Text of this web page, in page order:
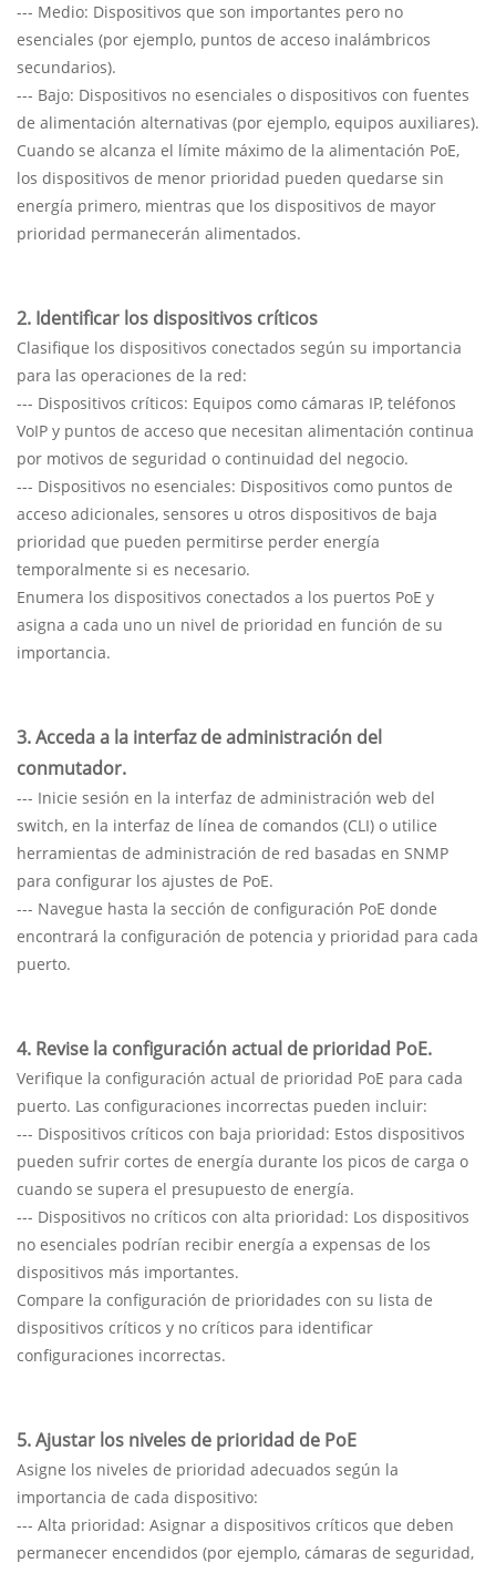
--- Medio: Dispositivos que son importantes pero no
esenciales (por ejemplo, puntos de acceso inalámbricos
secundarios).
--- Bajo: Dispositivos no esenciales o dispositivos con fuentes
de alimentación alternativas (por ejemplo, equipos auxiliares).
Cuando se alcanza el límite máximo de la alimentación PoE,
los dispositivos de menor prioridad pueden quedarse sin
energía primero, mientras que los dispositivos de mayor
prioridad permanecerán alimentados.
2. Identificar los dispositivos críticos
Clasifique los dispositivos conectados según su importancia
para las operaciones de la red:
--- Dispositivos críticos: Equipos como cámaras IP, teléfonos
VoIP y puntos de acceso que necesitan alimentación continua
por motivos de seguridad o continuidad del negocio.
--- Dispositivos no esenciales: Dispositivos como puntos de
acceso adicionales, sensores u otros dispositivos de baja
prioridad que pueden permitirse perder energía
temporalmente si es necesario.
Enumera los dispositivos conectados a los puertos PoE y
asigna a cada uno un nivel de prioridad en función de su
importancia.
3. Acceda a la interfaz de administración del
conmutador.
--- Inicie sesión en la interfaz de administración web del
switch, en la interfaz de línea de comandos (CLI) o utilice
herramientas de administración de red basadas en SNMP
para configurar los ajustes de PoE.
--- Navegue hasta la sección de configuración PoE donde
encontrará la configuración de potencia y prioridad para cada
puerto.
4. Revise la configuración actual de prioridad PoE.
Verifique la configuración actual de prioridad PoE para cada
puerto. Las configuraciones incorrectas pueden incluir:
--- Dispositivos críticos con baja prioridad: Estos dispositivos
pueden sufrir cortes de energía durante los picos de carga o
cuando se supera el presupuesto de energía.
--- Dispositivos no críticos con alta prioridad: Los dispositivos
no esenciales podrían recibir energía a expensas de los
dispositivos más importantes.
Compare la configuración de prioridades con su lista de
dispositivos críticos y no críticos para identificar
configuraciones incorrectas.
5. Ajustar los niveles de prioridad de PoE
Asigne los niveles de prioridad adecuados según la
importancia de cada dispositivo:
--- Alta prioridad: Asignar a dispositivos críticos que deben
permanecer encendidos (por ejemplo, cámaras de seguridad,